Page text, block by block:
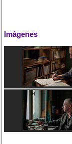
Imágenes